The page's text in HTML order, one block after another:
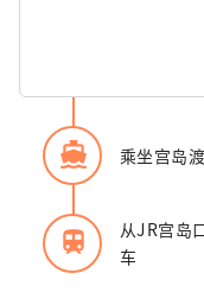
directions_boat 乘坐宫岛
train
从JR宫岛
车